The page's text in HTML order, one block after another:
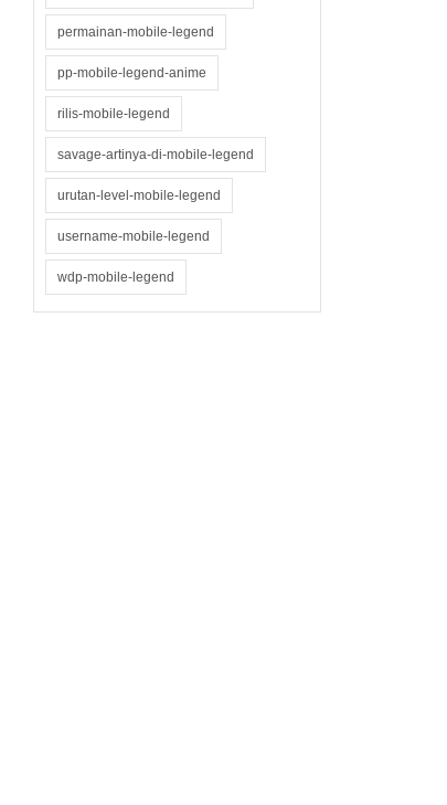
permainan-mobile-legend
pp-mobile-legend-anime
rilis-mobile-legend
savage-artinya-di-mobile-legend
urutan-level-mobile-legend
username-mobile-legend
wdp-mobile-legend